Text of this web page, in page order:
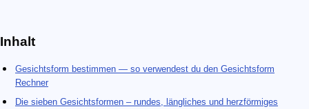
Inhalt
Gesichtsform bestimmen — so verwendest du den Gesichtsform
Rechner
Die sieben Gesichtsformen – rundes, längliches und herzförmiges